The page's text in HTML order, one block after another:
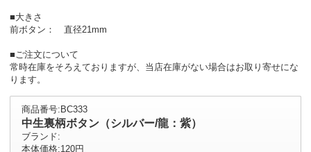
■大きさ
前ボタン： 直径21mm
■ご注文について
常時在庫をそろえておりますが、当店在庫がない場合はお取り寄せにな
ります。
商品番号:BC333
中生裏柄ボタン（シルバー/龍：紫）
ブランド:
本体価格:120円